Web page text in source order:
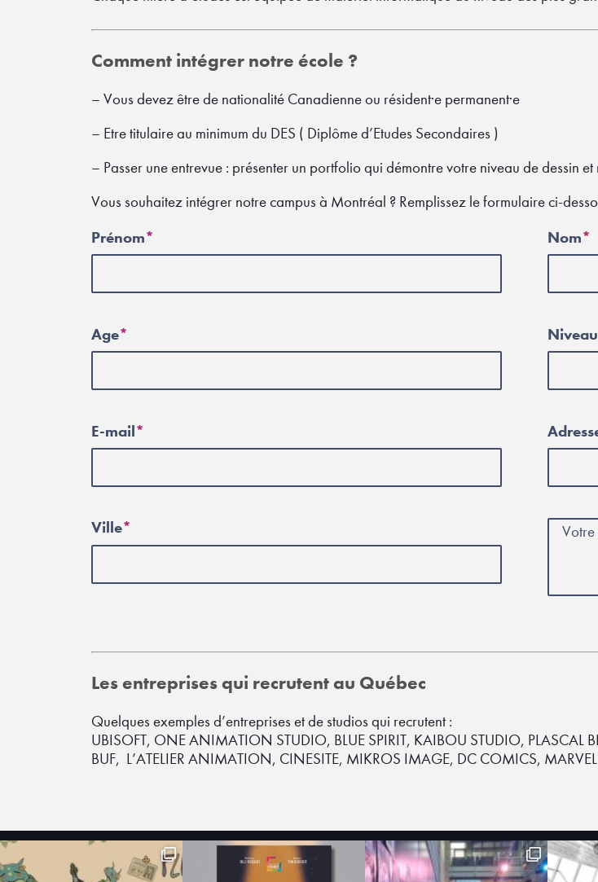
Comment intégrer notre école ?
– Vous devez être de nationalité Canadienne ou résident·e permanent·e
– Etre titulaire au minimum du DES ( Diplôme d’Etudes Secondaires )
– Passer une entrevue : présenter un portfolio qui démontre votre niveau de dessin
Vous souhaitez intégrer notre campus à Montréal ? Remplissez le formulaire ci-
Prénom Nom
Age
E-mail
Ville
Les entreprises qui recrutent au Québec
Quelques exemples d’entreprises et de studios qui recrutent :
UBISOFT, ONE ANIMATION STUDIO, BLUE SPIRIT, KAIBOU STUDIO,
BUF, L’ATELIER ANIMATION, CINESITE, MIKROS IMAGE, DC COMICS, MARVEL